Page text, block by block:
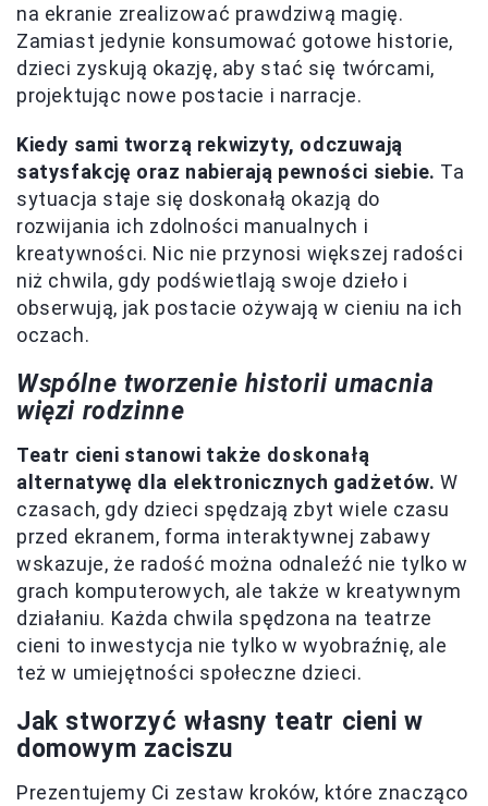
na ekranie zrealizować prawdziwą magię.
Zamiast jedynie konsumować gotowe historie,
dzieci zyskują okazję, aby stać się twórcami,
projektując nowe postacie i narracje.
Kiedy sami tworzą rekwizyty, odczuwają
satysfakcję oraz nabierają pewności siebie. Ta
sytuacja staje się doskonałą okazją do
rozwijania ich zdolności manualnych i
kreatywności. Nic nie przynosi większej radości
niż chwila, gdy podświetlają swoje dzieło i
obserwują, jak postacie ożywają w cieniu na ich
oczach.
Wspólne tworzenie historii umacnia
więzi rodzinne
Teatr cieni stanowi także doskonałą
alternatywę dla elektronicznych gadżetów. W
czasach, gdy dzieci spędzają zbyt wiele czasu
przed ekranem, forma interaktywnej zabawy
wskazuje, że radość można odnaleźć nie tylko w
grach komputerowych, ale także w kreatywnym
działaniu. Każda chwila spędzona na teatrze
cieni to inwestycja nie tylko w wyobraźnię, ale
też w umiejętności społeczne dzieci.
Jak stworzyć własny teatr cieni w
domowym zaciszu
Prezentujemy Ci zestaw kroków, które znacząco